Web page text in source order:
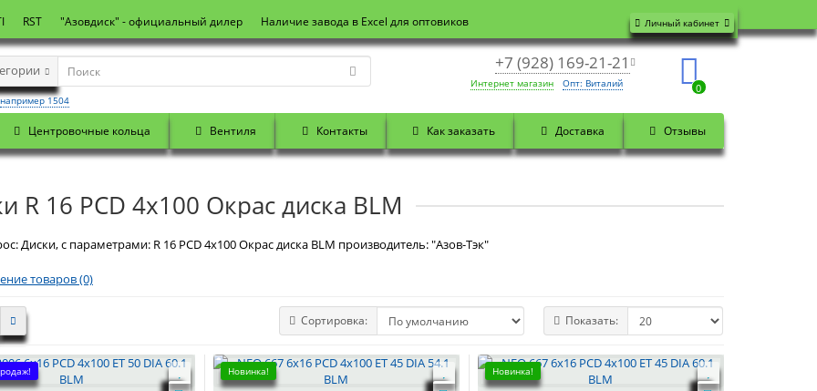
Личный кабинет
RST "Азовдиск" - официальный дилер Наличие завода в Excel для оптовиков
+7 (928) 169-21-21
Интернет магазин Опт: Виталий 0
например 1504
Центровочные кольца Вентиля Контакты Как заказать Доставка Отзывы
R 16 PCD 4x100 Окрас диска BLM
Диски, с параметрами: R 16 PCD 4x100 Окрас диска BLM производитель: "Азов-Тэк"
товаров (0)
Сортировка: Показать:
Новинка! Новинка!